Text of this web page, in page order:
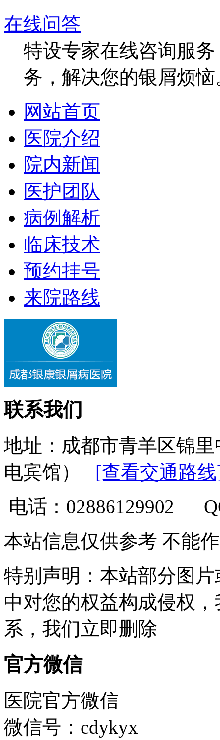
在线问答
特设专家在线咨询服
务，解决您的银屑烦恼
网站首页
医院介绍
院内新闻
医护团队
病例解析
临床技术
预约挂号
来院路线
联系我们
地址：成都市青羊区锦
电宾馆） [查看交通路
电话：02886129902
本站信息仅供参考 不能
特别声明：本站部分图
中对您的权益构成侵权
系，我们立即删除
官方微信
医院官方微信
微信号：cdykyx